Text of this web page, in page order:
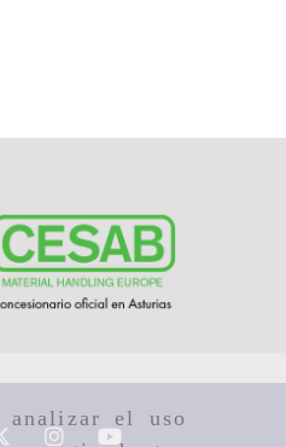
el uso